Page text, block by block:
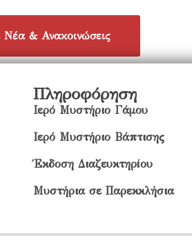
& Ανακοινώσεις
Πληροφόρηση
Ιερό Μυστήριο Γάμου
Ιερό Μυστήριο Βάπτισης
Έκδοση Διαζευκτηρίου
Μυστήρια σε Παρεκκλήσια